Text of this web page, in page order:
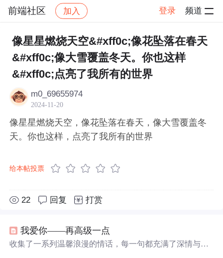
前端社区 加入 登录 频道
社区 前端社区 感慨 帖子详情
像星星燃烧天空&#xff0c;像花坠落在春天
&#xff0c;像大雪覆盖冬天。你也这样
&#xff0c;点亮了我所有的世界
m0_69655974
2024-11-20
像星星燃烧天空，像花坠落在春天，像大雪覆盖冬
天。你也这样，点亮了我所有的世界
给本帖投票
22 回复 打赏
我爱你——再高级一点
收集了一系列温馨浪漫的情话，每一句都充满了深情与爱